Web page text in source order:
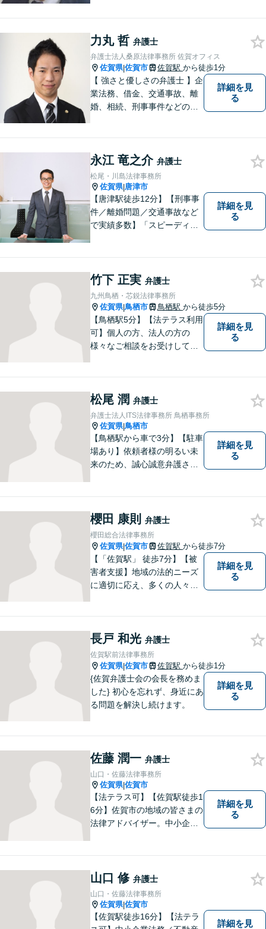
力丸 哲 弁護士
弁護士法人桑原法律事務所 佐賀オフィス
佐賀県|佐賀市 佐賀駅 から徒歩1分
【 強さと優しさの弁護士 】企
業法務、借金、交通事故、離
婚、相続、刑事事件などのご
なリーガルサービスを提供い
たします。
詳細を見
る
永江 竜之介 弁護士
松尾・川島法律事務所
佐賀県|唐津市
【唐津駅徒歩12分】【刑事事
件／離婚問題／交通事故など
で実績多数】「スピーディで
が望ましいのかを共に考えま
す。ぜひお気軽にご相談くだ
さい！【プライバシー完備】
詳細を見
る
竹下 正実 弁護士
九州鳥栖・芯鋭法律事務所
佐賀県|鳥栖市 鳥栖駅 から徒歩5分
【鳥栖駅5分】【法テラス利用
可】個人の方、法人の方の
様々なご相談をお受けしてお
案いたします。【債務整理・
残業代請求については初回面
談無料】【土日祝・夜間相談
可】
詳細を見
る
松尾 潤 弁護士
弁護士法人ITS法律事務所 鳥栖事務所
佐賀県|鳥栖市
【鳥栖駅から車で3分】【駐車
場あり】依頼者様の明るい未
来のため、誠心誠意弁護させ
相続など、幅広い困りごとに
対応可能！【完全個室で対
応】
詳細を見
る
櫻田 康則 弁護士
櫻田総合法律事務所
佐賀県|佐賀市 佐賀駅 から徒歩7分
【「佐賀駅」 徒歩7分】【被
害者支援】地域の法的ニーズ
に適切に応え、多くの人々の
ぐように、丁寧にお悩みをお
伺いいたします。
詳細を見
る
長戸 和光 弁護士
佐賀駅前法律事務所
佐賀県|佐賀市 佐賀駅 から徒歩1分
{佐賀弁護士会の会長を務めま
した} 初心を忘れず、身近にあ
る問題を解決し続けます。
詳細を見
る
佐藤 潤一 弁護士
山口・佐藤法律事務所
佐賀県|佐賀市
【法テラス可】【佐賀駅徒歩1
6分】佐賀市の地域の皆さまの
法律アドバイザー。中小企業
う、最善を尽くさせていただ
きます。【土日夜間対応】
詳細を見
る
山口 修 弁護士
山口・佐藤法律事務所
佐賀県|佐賀市
【佐賀駅徒歩16分】【法テラ
詳細を見